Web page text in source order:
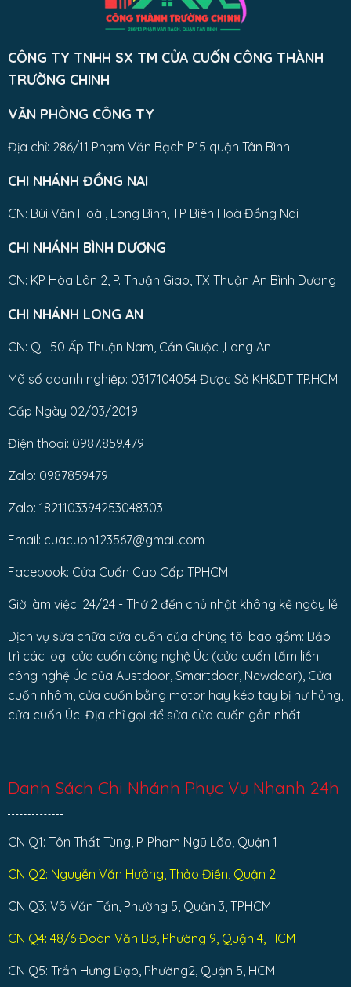
CÔNG TY TNHH SX TM CỬA CUỐN CÔNG THÀNH
TRƯỜNG CHINH
VĂN PHÒNG CÔNG TY
Địa chỉ: 286/11 Phạm Văn Bạch P.15 quận Tân Bình
CHI NHÁNH ĐỒNG NAI
CN: Bùi Văn Hoà , Long Bình, TP Biên Hoà Đồng Nai
CHI NHÁNH BÌNH DƯƠNG
CN: KP Hòa Lân 2, P. Thuận Giao, TX Thuận An Bình Dương
CHI NHÁNH LONG AN
CN: QL 50 Ấp Thuận Nam, Cần Giuộc ,Long An
Mã số doanh nghiệp: 0317104054 Được Sở KH&DT TP.HCM
Cấp Ngày 02/03/2019
Điện thoại: 0987.859.479
Zalo: 0987859479
Zalo: 1821103394253048303
Email: cuacuon123567@gmail.com
Facebook: Cửa Cuốn Cao Cấp TPHCM
Giờ làm việc: 24/24 - Thứ 2 đến chủ nhật không kể ngày lễ
Dịch vụ sửa chữa cửa cuốn của chúng tôi bao gồm: Bảo
trì các loại cửa cuốn công nghệ Úc (cửa cuốn tấm liền
công nghệ Úc của Austdoor, Smartdoor, Newdoor), Cửa
cuốn nhôm, cửa cuốn bằng motor hay kéo tay bị hư hỏng,
cửa cuốn Úc. Địa chỉ gọi để sửa cửa cuốn gần nhất.
Danh Sách Chi Nhánh Phục Vụ Nhanh 24h
CN Q1: Tôn Thất Tùng, P. Phạm Ngũ Lão, Quận 1
CN Q2: Nguyễn Văn Hưởng, Thảo Điền, Quận 2
CN Q3: Võ Văn Tần, Phường 5, Quận 3, TPHCM
CN Q4: 48/6 Đoàn Văn Bơ, Phường 9, Quận 4, HCM
CN Q5: Trần Hưng Đạo, Phường2, Quận 5, HCM